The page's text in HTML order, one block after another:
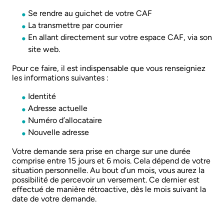
Se rendre au guichet de votre CAF
La transmettre par courrier
En allant directement sur votre espace CAF, via son
site web.
Pour ce faire, il est indispensable que vous renseigniez
les informations suivantes :
Identité
Adresse actuelle
Numéro d’allocataire
Nouvelle adresse
Votre demande sera prise en charge sur une durée
comprise entre 15 jours et 6 mois. Cela dépend de votre
situation personnelle. Au bout d’un mois, vous aurez la
possibilité de percevoir un versement. Ce dernier est
effectué de manière rétroactive, dès le mois suivant la
date de votre demande.